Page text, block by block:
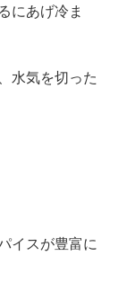
にあげ冷ま
水気を切った
イスが豊富に